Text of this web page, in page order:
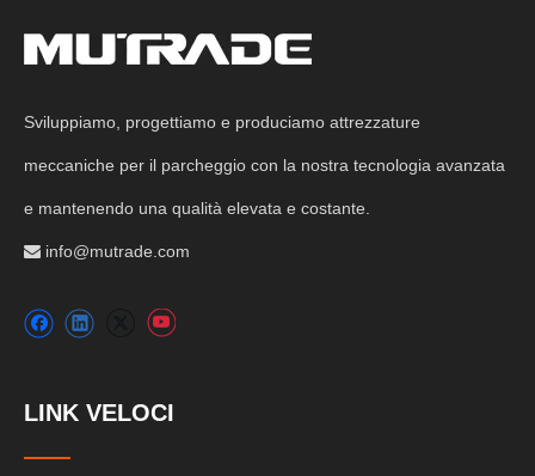
Sviluppiamo, progettiamo e produciamo attrezzature
meccaniche per il parcheggio con la nostra tecnologia avanzata
e mantenendo una qualità elevata e costante.
 info@mutrade.com
LINK VELOCI